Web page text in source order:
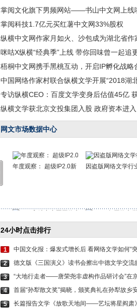
掌阅文化旗下男频网站——书山中文网上线
掌阅科技1.7亿元买红薯中文网33%股权
纵横中文网作家月如火、沙包成为湖北省作
咪咕X纵横“经典季”上线 带你回味曾一起追
梧桐中文网携手黑桃互动，开启IP孵化战略
中国网络作家村联合纵横文学开展“2018湖
专访纵横CEO：百度文学变身后估值45亿
纵横文学获北京文投集团入股 政府资本进入
网文市场数据中心
年度观察： 超级IP2.0新 因盗版网络文学行
24小时点击排行
1
中国文化报：爆发式增长后 看网络文学如何“
2
德文版《三国演义》读书会擦出中德文学交流
3
“大地行走者——唐荣尧非虚构作品研讨会”在
4
首届“孙犁散文奖”揭晓，颁奖典礼在孙犁故乡
5
长篇报告文学《放歌天地间——艺坛将星阎肃